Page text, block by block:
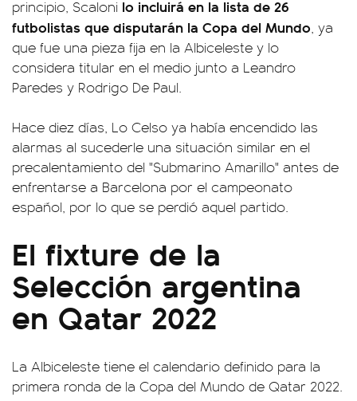
principio, Scaloni lo incluirá en la lista de 26
futbolistas que disputarán la Copa del Mundo, ya
que fue una pieza fija en la Albiceleste y lo
considera titular en el medio junto a Leandro
Paredes y Rodrigo De Paul.
Hace diez días, Lo Celso ya había encendido las
alarmas al sucederle una situación similar en el
precalentamiento del "Submarino Amarillo" antes de
enfrentarse a Barcelona por el campeonato
español, por lo que se perdió aquel partido.
El fixture de la
Selección argentina
en Qatar 2022
La Albiceleste tiene el calendario definido para la
primera ronda de la Copa del Mundo de Qatar 2022.